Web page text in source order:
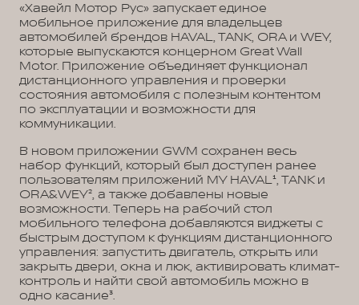
«Хавейл Мотор Рус» запускает единое
мобильное приложение для владельцев
автомобилей брендов HAVAL, TANK, ORA и WEY,
которые выпускаются концерном Great Wall
Motor. Приложение объединяет функционал
дистанционного управления и проверки
состояния автомобиля с полезным контентом
по эксплуатации и возможности для
коммуникации.
В новом приложении GWM сохранен весь
набор функций, который был доступен ранее
пользователям приложений MY HAVAL¹, TANK и
ORA&WEY², а также добавлены новые
возможности. Теперь на рабочий стол
мобильного телефона добавляются виджеты с
быстрым доступом к функциям дистанционного
управления: запустить двигатель, открыть или
закрыть двери, окна и люк, активировать климат-
контроль и найти свой автомобиль можно в
одно касание³.